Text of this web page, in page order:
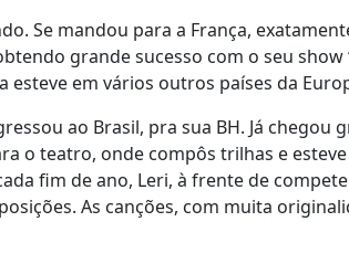
Se mandou para a França,
grande sucesso com o seu
em vários outros países da
ao Brasil, pra sua BH. Já
o teatro, onde compôs trilhas e
fim de ano, Leri, à frente de
As canções, com muita